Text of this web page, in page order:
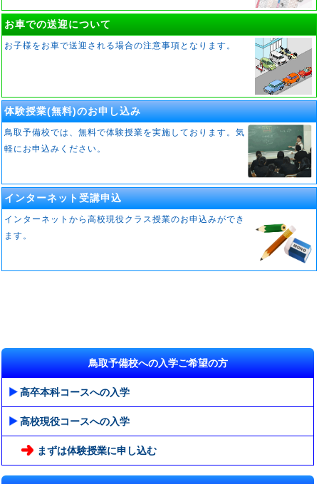
お車での送迎について
お子様をお車で送迎される場合の注意事項となります。
体験授業(無料)のお申し込み
鳥取予備校では、無料で体験授業を実施しております。気
軽にお申込みください。
インターネット受講申込
インターネットから高校現役クラス授業のお申込みができ
ます。
鳥取予備校への入学ご希望の方
高卒本科コースへの入学
高校現役コースへの入学
まずは体験授業に申し込む